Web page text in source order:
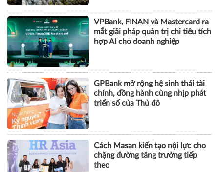
VPBank, FINAN và Mastercard ra
mắt giải pháp quản trị chi tiêu tích
hợp AI cho doanh nghiệp
GPBank mở rộng hệ sinh thái tài
chính, đồng hành cùng nhịp phát
triển số của Thủ đô
Cách Masan kiến tạo nội lực cho
chặng đường tăng trưởng tiếp
theo